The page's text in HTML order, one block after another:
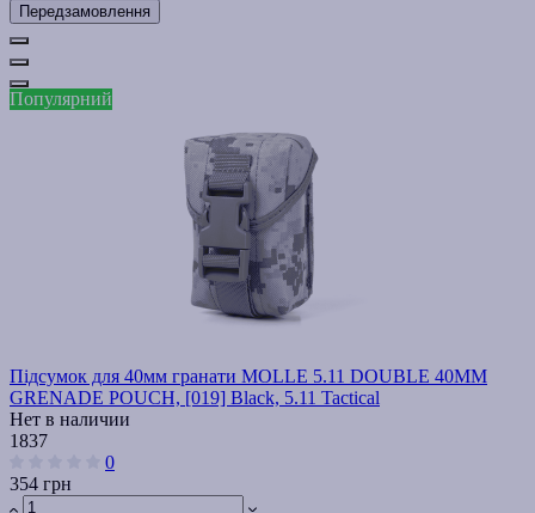
Передзамовлення
Популярний
Підсумок для 40мм гранати MOLLE 5.11 DOUBLE 40MM
GRENADE POUCH, [019] Black, 5.11 Tactical
Нет в наличии
1837
0
354 грн